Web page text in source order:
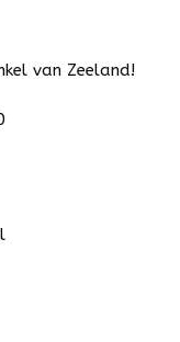
van Zeeland!